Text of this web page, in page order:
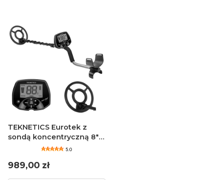
TEKNETICS Eurotek z
sondą koncentryczną 8" -
Wykrywacz metali
5.0
Cena
989,00 zł